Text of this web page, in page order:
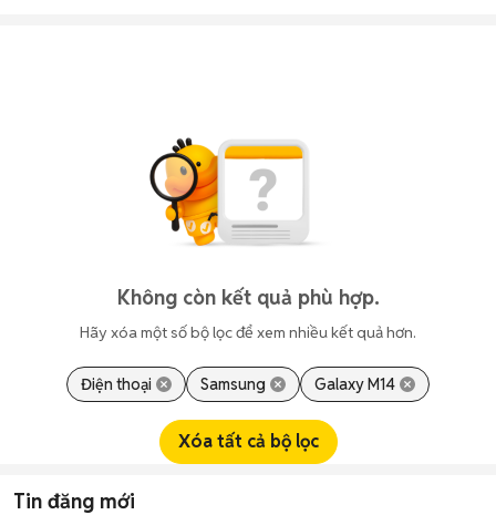
Không còn kết quả phù hợp.
Hãy xóa một số bộ lọc để xem nhiều kết quả hơn.
Điện thoại Samsung Galaxy M14
Xóa tất cả bộ lọc
Tin đăng mới